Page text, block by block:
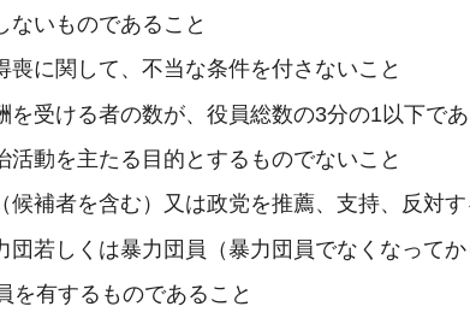
いものであること
に関して、不当な条件を付さないこと
受ける者の数が、役員総数の3分の1以下であ
動を主たる目的とするものでないこと
補者を含む）又は政党を推薦、支持、反対
若しくは暴力団員（暴力団員でなくなって
有するものであること